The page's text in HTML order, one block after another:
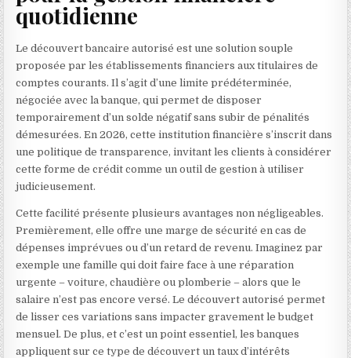
quotidienne
Le découvert bancaire autorisé est une solution souple
proposée par les établissements financiers aux titulaires de
comptes courants. Il s’agit d’une limite prédéterminée,
négociée avec la banque, qui permet de disposer
temporairement d’un solde négatif sans subir de pénalités
démesurées. En 2026, cette institution financière s’inscrit dans
une politique de transparence, invitant les clients à considérer
cette forme de crédit comme un outil de gestion à utiliser
judicieusement.
Cette facilité présente plusieurs avantages non négligeables.
Premièrement, elle offre une marge de sécurité en cas de
dépenses imprévues ou d’un retard de revenu. Imaginez par
exemple une famille qui doit faire face à une réparation
urgente – voiture, chaudière ou plomberie – alors que le
salaire n’est pas encore versé. Le découvert autorisé permet
de lisser ces variations sans impacter gravement le budget
mensuel. De plus, et c’est un point essentiel, les banques
appliquent sur ce type de découvert un taux d’intérêts